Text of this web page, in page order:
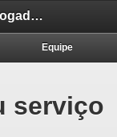
Musse Neto e Kirchoff - Advogados
Equipe
serviço